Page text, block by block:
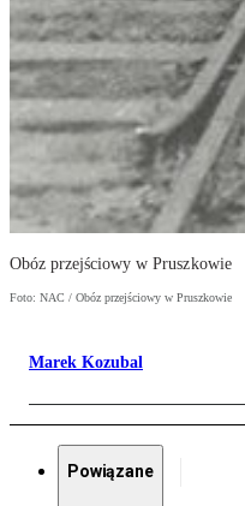
Obóz przejściowy w Pruszkowie
Foto: NAC / Obóz przejściowy w Pruszkowie
Marek Kozubal
Powiązane